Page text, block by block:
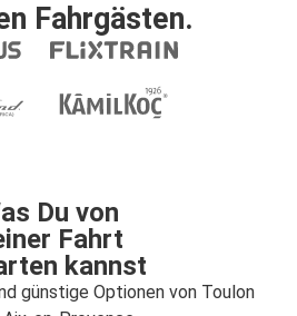
Fahrgästen.
Du von
Fahrt
kannst
günstige Optionen von Toulon